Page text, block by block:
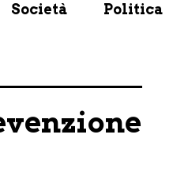
Società Politica